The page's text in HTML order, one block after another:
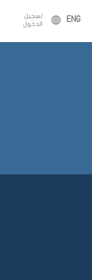
ENG
تسجيل
الدخول